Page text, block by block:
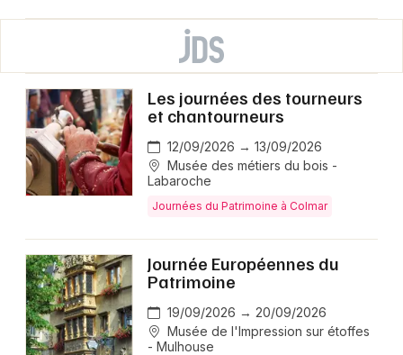
Les journées des tourneurs
et chantourneurs
12/09/2026 → 13/09/2026
Musée des métiers du bois -
Labaroche
Journées du Patrimoine à Colmar
Journée Européennes du
Patrimoine
19/09/2026 → 20/09/2026
Musée de l'Impression sur étoffes
- Mulhouse